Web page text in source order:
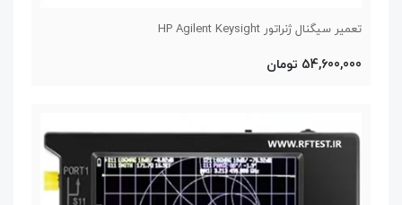
تعمیر سیگنال ژنراتور HP Agilent Keysight
54,600,000 تومان